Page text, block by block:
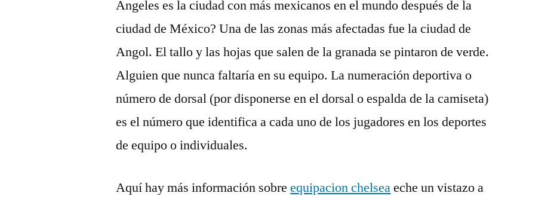
Ángeles es la ciudad con más mexicanos en el mundo después de la
ciudad de México? Una de las zonas más afectadas fue la ciudad de
Angol. El tallo y las hojas que salen de la granada se pintaron de verde.
Alguien que nunca faltaría en su equipo. La numeración deportiva o
número de dorsal (por disponerse en el dorsal o espalda de la camiseta)
es el número que identifica a cada uno de los jugadores en los deportes
de equipo o individuales.
Aquí hay más información sobreequipacion chelseaeche un vistazo a